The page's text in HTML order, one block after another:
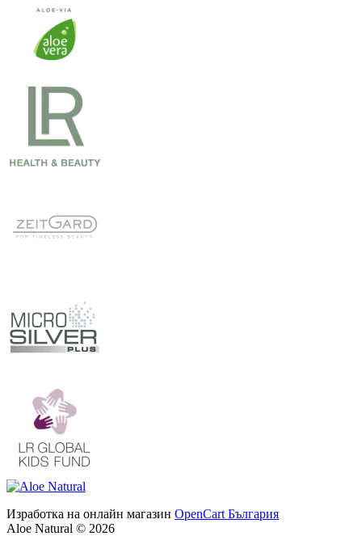
Изработка на онлайн магазин OpenCart България
Aloe Natural © 2026